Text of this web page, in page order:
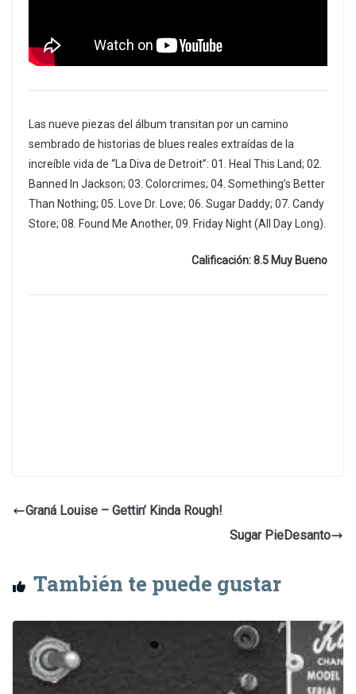
Las nueve piezas del álbum transitan por un camino
sembrado de historias de blues reales extraídas de la
increíble vida de “La Diva de Detroit”: 01. Heal This Land; 02.
Banned In Jackson; 03. Colorcrimes; 04. Something’s Better
Than Nothing; 05. Love Dr. Love; 06. Sugar Daddy; 07. Candy
Store; 08. Found Me Another, 09. Friday Night (All Day Long).
Calificación: 8.5 Muy Bueno
Graná Louise – Gettin’ Kinda Rough!
Sugar PieDesanto
También te puede gustar